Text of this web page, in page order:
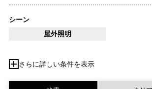
シーン
屋外照明
さらに詳しい条件を表示